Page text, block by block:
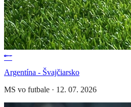
Argentína - Švajčiarsko
MS vo futbale · 12. 07. 2026